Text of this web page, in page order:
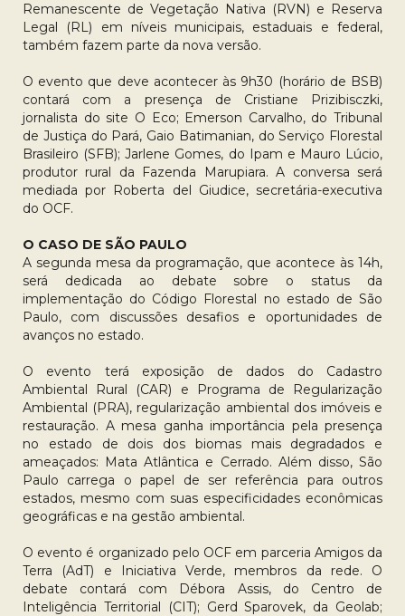
Remanescente de Vegetação Nativa (RVN) e Reserva
Legal (RL) em níveis municipais, estaduais e federal,
também fazem parte da nova versão.
O evento que deve acontecer às 9h30 (horário de BSB)
contará com a presença de Cristiane Prizibisczki,
jornalista do site O Eco; Emerson Carvalho, do Tribunal
de Justiça do Pará, Gaio Batimanian, do Serviço Florestal
Brasileiro (SFB); Jarlene Gomes, do Ipam e Mauro Lúcio,
produtor rural da Fazenda Marupiara. A conversa será
mediada por Roberta del Giudice, secretária-executiva
do OCF.
O CASO DE SÃO PAULO
A segunda mesa da programação, que acontece às 14h,
será dedicada ao debate sobre o status da
implementação do Código Florestal no estado de São
Paulo, com discussões desafios e oportunidades de
avanços no estado.
O evento terá exposição de dados do Cadastro
Ambiental Rural (CAR) e Programa de Regularização
Ambiental (PRA), regularização ambiental dos imóveis e
restauração. A mesa ganha importância pela presença
no estado de dois dos biomas mais degradados e
ameaçados: Mata Atlântica e Cerrado. Além disso, São
Paulo carrega o papel de ser referência para outros
estados, mesmo com suas especificidades econômicas
geográficas e na gestão ambiental.
O evento é organizado pelo OCF em parceria Amigos da
Terra (AdT) e Iniciativa Verde, membros da rede. O
debate contará com Débora Assis, do Centro de
Inteligência Territorial (CIT); Gerd Sparovek, da Geolab;